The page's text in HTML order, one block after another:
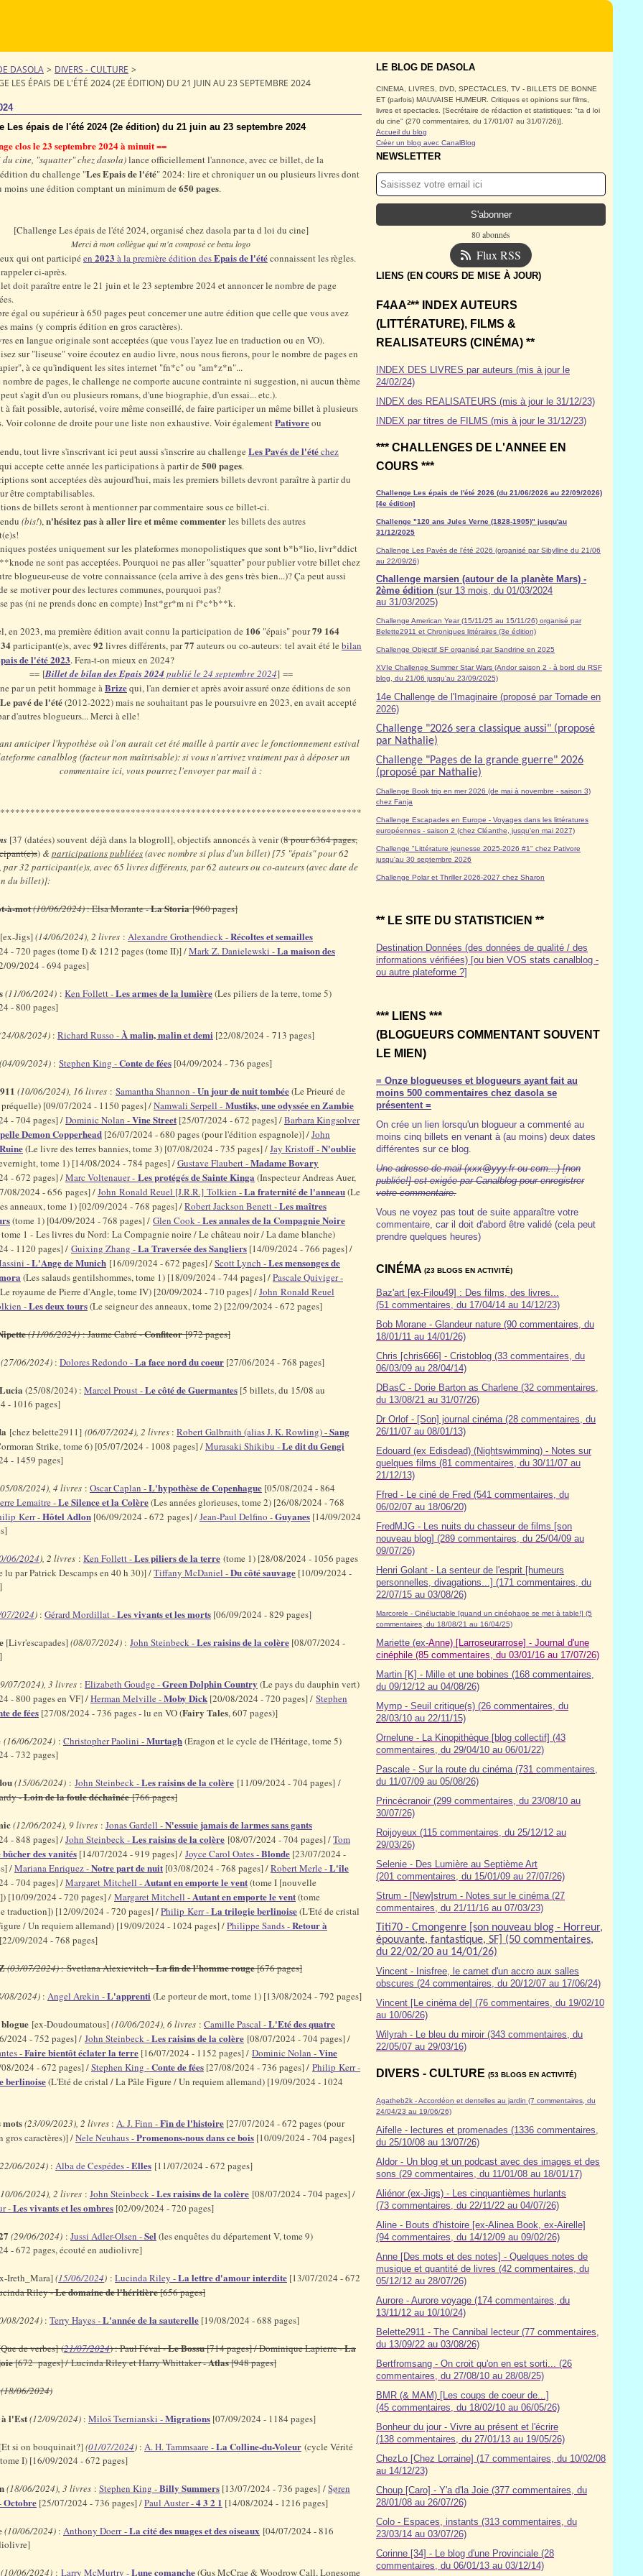
DASOLA > DIVERS - CULTURE >
LES ÉPAIS DE L'ÉTÉ 2024 (2E ÉDITION) DU 21 JUIN AU 23 SEPTEMBRE 2024
Les épais de l'été 2024 (2e édition) du 21 juin au 23 septembre 2024
clos le 23 septembre 2024 à minuit ==
cine, "squatter" chez dasola)lance officiellement l'annonce, avec ce billet, de la
du challenge "Les Epais de l'été" 2024: lire et chroniquer un ou plusieurs livres dont
moins une édition comptant un minimum de 650 pages.
[Challenge Les épais de l'été 2024, organisé chez dasola par ta d loi du cine]
Merci à mon collègue qui m'a composé ce beau logo
qui ont participé en 2023 à la première édition desEpais de l'étéconnaissent les règles.
ci-après.
doit paraître entre le 21 juin et le 23 septembre 2024 et annoncer le nombre de page
égal ou supérieur à 650 pages peut concerner une autre édition que celle que vous avez
mains (y compris édition en gros caractères).
en langue originale sont acceptées (que vous l'ayez lue en traduction ou en VO).
sur "liseuse" voire écoutez en audio livre, nous nous fierons, pour le nombre de pages en
à ce qu'indiquent les sites internet "fn*c" ou "am*z*n"...
de pages, le challenge ne comporte aucune contrainte ni suggestion, ni aucun thème
s'agit d'un ou plusieurs romans, d'une biographie, d'un essai... etc.).
à fait possible, autorisé, voire même conseillé, de faire participer un même billet à plusieurs
Voir colonne de droite pour une liste non exhaustive. Voir égalementPativoreou
tout livre s'inscrivant ici peut aussi s'inscrire au challenge Les Pavés de l'étéchez
accepte cette année les participations à partir de 500 pages.
sont acceptées dès aujourd'hui, mais les premiers billets devront paraître à partir du
être comptabilisables.
de billets seront à mentionner par commentaire sous ce billet-ci.
(bis!),n'hésitez pas à aller lire et même commenterles billets des autres
postées uniquement sur les plateformes monopolistiques que sont b*b*lio, livr*ddict
ne sont pas acceptées. Pourquoi ne pas aller "squatter" pour publier votre billet chez
blogueur-euse de votre connaissance (cela arrive à des gens très bien...)? Ça peut aussi
se motiver pour des lectures communes, pourquoi pas?
pas (ni ne prends donc en compte) Inst*gr*m ni f*c*b**k.
en 2023, ma première édition avait connu la participation de 106 "épais" pour79 164
34participant(e)s, avec 92 livres différents, par77 auteurs ou co-auteurs: tel avait été le bilan
de l'été 2023. Fera-t-on mieux en 2024?
== [Billet de bilan des Epais 2024publié le 24 septembre 2024] ==
par un petit hommage àBrizequi, l'an dernier et après avoir assuré onze éditions de son
Le pavé de l'été(2012-2022) mais ne souhaitant pas le poursuivre en 2023, en avait accepté
d'autres blogueurs... Merci à elle!
anticiper l'hypothèse où l'on aurait cet été maille à partir avec le fonctionnement estival
canalblog (facteur non maîtrisable): si vous n'arrivez vraiment pas à déposer un
commentaire ici, vous pourrez l'envoyer par mail à :
[37 (datées) souvent déjà dans la blogroll], objectifs annoncés à venir (8 pour 6364 pages,
) & participations publiées(avec nombre si plus d'un billet) [75 "épais" pour 62
par 32 participant(e)s, avec 65 livres différents, par 62 auteurs ou co-auteurs (avec date de
du billet)]:
à-mot(10/06/2024): Elsa Morante -La Storia[960 pages]
[ex-Jigs](14/06/2024), 2 livres : Alexandre Grothendieck -Récoltes et semailles
- 720 pages (tome I) & 1212 pages (tome II)] /Mark Z. Danielewski -La maison des
09/2024 - 694 pages]
(11/06/2024) : Ken Follett -Les armes de la lumière(Les piliers de la terre, tome 5)
- 800 pages]
08/2024) : Richard Russo -À malin, malin et demi [22/08/2024 - 713 pages]
(04/09/2024) : Stephen King -Conte de fées [04/09/2024 - 736 pages]
(10/06/2024), 16 livres : Samantha Shannon -Un jour de nuit tombée(Le Prieuré de
préquelle) [09/07/2024 - 1150 pages] /Namwali Serpell - Mustiks, une odyssée en Zambie
- 704 pages] /Dominic Nolan -Vine Street [25/07/2024 - 672 pages] /Barbara Kingsolver
Demon Copperhead [26/07/2024 - 680 pages (pour l'édition espagnole)] /John
Ruine(Le livre des terres bannies, tome 3) [07/08/2024 - 735 pages] /Jay Kristoff -N'oublie
tome 1) [14/08/2024 - 784 pages] /Gustave Flaubert -Madame Bovary
- 672 pages] /Marc Voltenauer - Les protégés de Sainte Kinga (Inspecteur Andreas Auer,
08/2024 - 656 pages] /John Ronald Reuel [J.R.R.] Tolkien -La fraternité de l'anneau(Le
anneaux, tome 1) [02/09/2024 - 768 pages] /Robert Jackson Benett -Les maîtres
(tome 1) [04/09/2024 - 768 pages] / Glen Cook -Les annales de la Compagnie Noire
1 - Les livres du Nord: La Compagnie noire / Le château noir / La dame blanche)
- 1120 pages] / Guixing Zhang -La Traversée des Sangliers [14/09/2024 - 766 pages] /
-L'Ange de Munich [16/09/2024 - 672 pages] /Scott Lynch -Les mensonges de
(Les salauds gentilshommes, tome 1) [18/09/2024 - 744 pages] /Pascale Quiviger -
royaume de Pierre d'Angle, tome IV) [20/09/2024 - 710 pages] /John Ronald Reuel
-Les deux tours(Le seigneur des anneaux, tome 2) [22/09/2024 - 672 pages]
(11/06/2024): Jaume Cabré -Confiteor[972 pages]
(27/06/2024) : Dolores Redondo -La face nord du coeur [27/06/2024 - 768 pages]
(25/08/2024) : Marcel Proust -Le côté de Guermantes [5 billets, du 15/08 au
- 1016 pages]
[chez belette2911] (06/07/2024), 2 livres : Robert Galbraith (alias J. K. Rowling) -Sang
Strike, tome 6) [05/07/2024 - 1008 pages] /Murasaki Shikibu -Le dit du Gengi
- 1459 pages]
08/2024), 4 livres : Oscar Caplan -L'hypothèse de Copenhague [05/08/2024 - 864
Lemaitre -Le Silence et la Colère(Les années glorieuses, tome 2) [26/08/2024 - 768
Kerr -Hôtel Adlon [06/09/2024 - 672 pages] /Jean-Paul Delfino -Guyanes [14/09/2024
06/2024), 2 livres : Ken Follett -Les piliers de la terre (tome 1) [28/08/2024 - 1056 pages
par Patrick Descamps en 40 h 30)] /Tiffany McDaniel -Du côté sauvage [10/09/2024 -
2024) : Gérard Mordillat -Les vivants et les morts [06/09/2024 - 829 pages]
[Livr'escapades](08/07/2024) : John Steinbeck -Les raisins de la colère [08/07/2024 -
07/2024), 3 livres : Elizabeth Goudge -Green Dolphin Country (Le pays du dauphin vert)
- 800 pages en VF] /Herman Melville -Moby Dick [20/08/2024 - 720 pages] / Stephen
de fées [27/08/2024 - 736 pages - lu en VO (Fairy Tales, 607 pages)]
(16/06/2024) : Christopher Paolini -Murtagh(Eragon et le cycle de l'Héritage, tome 5)
- 732 pages]
(15/06/2024) : John Steinbeck -Les raisins de la colère [11/09/2024 - 704 pages] /
-Loin de la foule déchaînée[766 pages]
(12/06/2024), 9 livres : Jonas Gardell -N'essuie jamais de larmes sans gants
- 848 pages] /John Steinbeck -Les raisins de la colère [08/07/2024 - 704 pages] /Tom
des vanités [14/07/2024 - 919 pages] / Joyce Carol Oates -Blonde [23/07/2024 -
/Mariana Enriquez -Notre part de nuit [03/08/2024 - 768 pages] /Robert Merle -L'île
- 704 pages] /Margaret Mitchell -Autant en emporte le vent(tome I [nouvelle
[10/09/2024 - 720 pages] / Margaret Mitchell -Autant en emporte le vent(tome
traduction]) [12/09/2024 - 720 pages] /Philip Kerr -La trilogie berlinoise(L'Eté de cristal
/ Un requiem allemand) [19/09/2024 - 1024 pages] /Philippe Sands -Retour à
[22/09/2024 - 768 pages]
(03/07/2024): Svetlana Alexievitch -La fin de l'homme rouge[676 pages]
08/2024) : Angel Arekin -L'apprenti (Le porteur de mort, tome 1) [13/08/2024 - 792 pages]
[ex-Doudoumatous](10/06/2024), 6 livres : Camille Pascal -L'Eté des quatre
2024 - 752 pages] / John Steinbeck -Les raisins de la colère [08/07/2024 - 704 pages] /
-Faire bientôt éclater la terre [16/07/2024 - 1152 pages] / Dominic Nolan -Vine
2024 - 672 pages] /Stephen King -Conte de fées [27/08/2024 - 736 pages] / Philip Kerr -
berlinoise(L'Eté de cristal / La Pâle Figure / Un requiem allemand) [19/09/2024 - 1024
(23/09/2023), 2 livres : A. J. Finn -Fin de l'histoire [27/07/2024 - 672 pages (pour
gros caractères)] /Nele Neuhaus -Promenons-nous dans ce bois [10/09/2024 - 704 pages]
06/2024) : Alba de Cespédes -Elles [11/07/2024 - 672 pages]
06/2024), 2 livres : John Steinbeck -Les raisins de la colère [08/07/2024 - 704 pages] /
-Les vivants et les ombres [02/09/2024 - 720 pages]
(29/06/2024) : Jussi Adler-Olsen -Sel (les enquêtes du département V, tome 9)
- 672 pages, écouté en audiolivre]
Ireth_Mara](15/06/2024) : Lucinda Riley -La lettre d'amour interdite [13/07/2024 - 672
Riley -Le domaine de l'héritière[656 pages]
08/2024) : Terry Hayes -L'année de la sauterelle [19/08/2024 - 688 pages]
de verbes] (21/07/2024) : Paul Féval -Le Bossu[714 pages] / Dominique Lapierre -La
[672 pages] / Lucinda Riley et Harry Whittaker -Atlas[948 pages]
(18/06/2024)
à l'Est(12/09/2024) : Miloš Tsernianski -Migrations [07/09/2024 - 1184 pages]
[Et si on bouquinait?](01/07/2024) : A. H. Tammsaare -La Colline-du-Voleur (cycle Vérité
I) [16/09/2024 - 672 pages]
(18/06/2024), 3 livres : Stephen King -Billy Summers [13/07/2024 - 736 pages] /Søren
Octobre [25/07/2024 - 736 pages] /Paul Auster -4 3 2 1 [14/08/2024 - 1216 pages]
(10/06/2024) : Anthony Doerr -La cité des nuages et des oiseaux [04/07/2024 - 816
(10/06/2024) : Larry McMurtry -Lune comanche(Gus McCrae & Woodrow Call, Lonesome
LE BLOG DE DASOLA
CINEMA, LIVRES, DVD, SPECTACLES, TV - BILLETS DE BONNE
ET (parfois) MAUVAISE HUMEUR. Critiques et opinions sur films,
livres et spectacles. [Secrétaire de rédaction et statistiques: "ta d loi
du cine" (270 commentaires, du 17/01/07 au 31/07/26)].
Accueil du blog
Créer un blog avec CanalBlog
NEWSLETTER
80 abonnés
Flux RSS
LIENS (EN COURS DE MISE À JOUR)
F4AA²** INDEX AUTEURS
(LITTÉRATURE), FILMS &
REALISATEURS (CINÉMA) **
INDEX DES LIVRES par auteurs (mis à jour le
24/02/24)
INDEX des REALISATEURS (mis à jour le 31/12/23)
INDEX par titres de FILMS (mis à jour le 31/12/23)
*** CHALLENGES DE L'ANNEE EN
COURS ***
Challenge Les épais de l'été 2026 (du 21/06/2026 au 22/09/2026)
[4e édition]
Challenge "120 ans Jules Verne (1828-1905)" jusqu'au
31/12/2025
Challenge Les Pavés de l'été 2026 (organisé par Sibylline du 21/06
au 22/09/26)
Challenge marsien (autour de la planète Mars) -
2ème édition (sur 13 mois, du 01/03/2024
au 31/03/2025)
Challenge American Year (15/11/25 au 15/11/26) organisé par
Belette2911 et Chroniques littéraires (3e édition)
Challenge Objectif SF organisé par Sandrine en 2025
XVIe Challenge Summer Star Wars (Andor saison 2 - à bord du RSF
blog, du 21/06 jusqu'au 23/09/2025)
14e Challenge de l'Imaginaire (proposé par Tornade en
2026)
Challenge "2026 sera classique aussi" (proposé
par Nathalie)
Challenge "Pages de la grande guerre" 2026
(proposé par Nathalie)
Challenge Book trip en mer 2026 (de mai à novembre - saison 3)
chez Fanja
Challenge Escapades en Europe - Voyages dans les littératures
européennes - saison 2 (chez Cléanthe, jusqu'en mai 2027)
Challenge "Littérature jeunesse 2025-2026 #1" chez Pativore
jusqu'au 30 septembre 2026
Challenge Polar et Thriller 2026-2027 chez Sharon
** LE SITE DU STATISTICIEN **
Destination Données (des données de qualité / des
informations vérifiées) [ou bien VOS stats canalblog -
ou autre plateforme ?]
*** LIENS ***
(BLOGUEURS COMMENTANT SOUVENT
LE MIEN)
= Onze blogueuses et blogueurs ayant fait au
moins 500 commentaires chez dasola se
présentent =
On crée un lien lorsqu'un blogueur a commenté au
moins cinq billets en venant à (au moins) deux dates
différentes sur ce blog.
Une adresse de mail (xxx@yyy.fr ou com...) [non
publiée!] est exigée par Canalblog pour enregistrer
votre commentaire.
Vous ne voyez pas tout de suite apparaître votre
commentaire, car il doit d'abord être validé (cela peut
prendre quelques heures)
CINÉMA (23 BLOGS EN ACTIVITÉ)
Baz'art [ex-Filou49] : Des films, des livres...
(51 commentaires, du 17/04/14 au 14/12/23)
Bob Morane - Glandeur nature (90 commentaires, du
18/01/11 au 14/01/26)
Chris [chris666] - Cristoblog (33 commentaires, du
06/03/09 au 28/04/14)
DBasC - Dorie Barton as Charlene (32 commentaires,
du 13/08/21 au 31/07/26)
Dr Orlof - [Son] journal cinéma (28 commentaires, du
26/11/07 au 08/01/13)
Edouard (ex Edisdead) (Nightswimming) - Notes sur
quelques films (81 commentaires, du 30/11/07 au
21/12/13)
Ffred - Le ciné de Fred (541 commentaires, du
06/02/07 au 18/06/20)
FredMJG - Les nuits du chasseur de films [son
nouveau blog] (289 commentaires, du 25/04/09 au
09/07/26)
Henri Golant - La senteur de l'esprit [humeurs
personnelles, divagations...] (171 commentaires, du
22/07/15 au 03/08/26)
Marcorele - Cinéluctable [quand un cinéphage se met à table!] (5
commentaires, du 18/08/21 au 16/04/25)
Mariette (ex-Anne) [Larroseurarrose] - Journal d'une
cinéphile (85 commentaires, du 03/01/16 au 17/07/26)
Martin [K] - Mille et une bobines (168 commentaires,
du 09/12/12 au 04/08/26)
Mymp - Seuil critique(s) (26 commentaires, du
28/03/10 au 22/11/15)
Ornelune - La Kinopithèque [blog collectif] (43
commentaires, du 29/04/10 au 06/01/22)
Pascale - Sur la route du cinéma (731 commentaires,
du 11/07/09 au 05/08/26)
Princécranoir (299 commentaires, du 23/08/10 au
30/07/26)
Roijoyeux (115 commentaires, du 25/12/12 au
29/03/26)
Selenie - Des Lumière au Septième Art
(201 commentaires, du 15/01/09 au 27/07/26)
Strum - [New]strum - Notes sur le cinéma (27
commentaires, du 21/11/16 au 07/03/23)
Titi70 - Cmongenre [son nouveau blog - Horreur,
épouvante, fantastique, SF] (50 commentaires,
du 22/02/20 au 14/01/26)
Vincent - Inisfree, le carnet d'un accro aux salles
obscures (24 commentaires, du 20/12/07 au 17/06/24)
Vincent [Le cinéma de] (76 commentaires, du 19/02/10
au 10/06/26)
Wilyrah - Le bleu du miroir (343 commentaires, du
22/05/07 au 29/03/16)
DIVERS - CULTURE (53 BLOGS EN ACTIVITÉ)
Agatheb2k - Accordéon et dentelles au jardin (7 commentaires, du
24/04/23 au 19/06/26)
Aifelle - lectures et promenades (1336 commentaires,
du 25/10/08 au 13/07/26)
Aldor - Un blog et un podcast avec des images et des
sons (29 commentaires, du 11/01/08 au 18/01/17)
Aliénor (ex-Jigs) - Les cinquantièmes hurlants
(73 commentaires, du 22/11/22 au 04/07/26)
Aline - Bouts d'histoire [ex-Alinea Book, ex-Airelle]
(94 commentaires, du 14/12/09 au 09/02/26)
Anne [Des mots et des notes] - Quelques notes de
musique et quantité de livres (42 commentaires, du
05/12/12 au 28/07/26)
Aurore - Aurore voyage (174 commentaires, du
13/11/12 au 10/10/24)
Belette2911 - The Cannibal lecteur (77 commentaires,
du 13/09/22 au 03/08/26)
Bertfromsang - On croit qu'on en est sorti... (26
commentaires, du 27/08/10 au 28/08/25)
BMR (& MAM) [Les coups de coeur de...]
(45 commentaires, du 18/02/10 au 06/05/26)
Bonheur du jour - Vivre au présent et l'écrire
(138 commentaires, du 27/01/13 au 19/05/26)
ChezLo [Chez Lorraine] (17 commentaires, du 10/02/08
au 14/12/23)
Choup [Caro] - Y'a d'la Joie (377 commentaires, du
28/01/08 au 26/07/26)
Colo - Espaces, instants (313 commentaires, du
23/03/14 au 03/07/26)
Corinne [34] - Le blog d'une Provinciale (28
commentaires, du 06/01/13 au 03/12/14)